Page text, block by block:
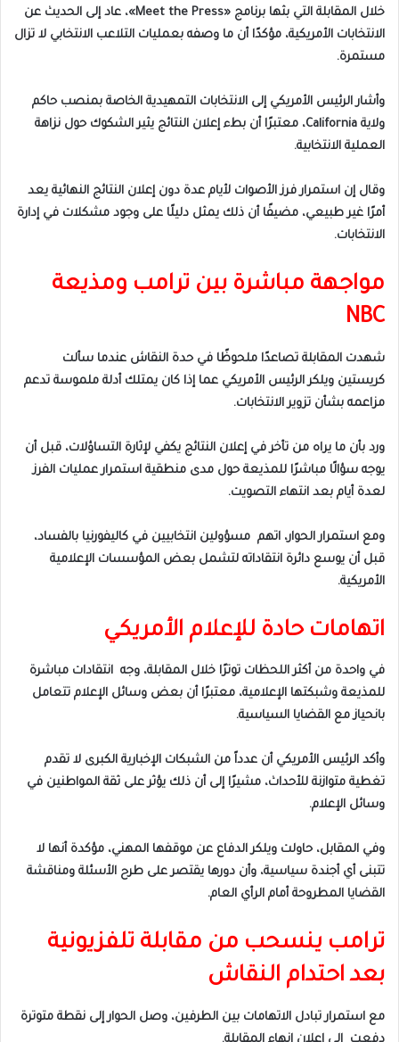
خلال المقابلة التي بثها برنامج «Meet the Press»، عاد إلى الحديث عن
الانتخابات الأمريكية، مؤكدًا أن ما وصفه بعمليات التلاعب الانتخابي لا تزال
مستمرة.
وأشار الرئيس الأمريكي إلى الانتخابات التمهيدية الخاصة بمنصب حاكم
ولاية California، معتبرًا أن بطء إعلان النتائج يثير الشكوك حول نزاهة
العملية الانتخابية.
وقال إن استمرار فرز الأصوات لأيام عدة دون إعلان النتائج النهائية يعد
أمرًا غير طبيعي، مضيفًا أن ذلك يمثل دليلًا على وجود مشكلات في إدارة
الانتخابات.
مواجهة مباشرة بين ترامب ومذيعة
NBC
شهدت المقابلة تصاعدًا ملحوظًا في حدة النقاش عندما سألت
كريستين ويلكر الرئيس الأمريكي عما إذا كان يمتلك أدلة ملموسة تدعم
مزاعمه بشأن تزوير الانتخابات.
ورد بأن ما يراه من تأخر في إعلان النتائج يكفي لإثارة التساؤلات، قبل أن
يوجه سؤالًا مباشرًا للمذيعة حول مدى منطقية استمرار عمليات الفرز
لعدة أيام بعد انتهاء التصويت.
ومع استمرار الحوار، اتهم مسؤولين انتخابيين في كاليفورنيا بالفساد،
قبل أن يوسع دائرة انتقاداته لتشمل بعض المؤسسات الإعلامية
الأمريكية.
اتهامات حادة للإعلام الأمريكي
في واحدة من أكثر اللحظات توترًا خلال المقابلة، وجه انتقادات مباشرة
للمذيعة وشبكتها الإعلامية، معتبرًا أن بعض وسائل الإعلام تتعامل
بانحياز مع القضايا السياسية.
وأكد الرئيس الأمريكي أن عدداً من الشبكات الإخبارية الكبرى لا تقدم
تغطية متوازنة للأحداث، مشيرًا إلى أن ذلك يؤثر على ثقة المواطنين في
وسائل الإعلام.
وفي المقابل، حاولت ويلكر الدفاع عن موقفها المهني، مؤكدة أنها لا
تتبنى أي أجندة سياسية، وأن دورها يقتصر على طرح الأسئلة ومناقشة
القضايا المطروحة أمام الرأي العام.
ترامب ينسحب من مقابلة تلفزيونية
بعد احتدام النقاش
مع استمرار تبادل الاتهامات بين الطرفين، وصل الحوار إلى نقطة متوترة